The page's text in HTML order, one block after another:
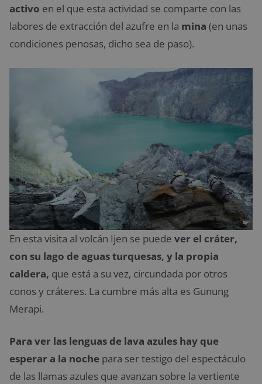
activo en el que esta actividad se comparte con las
labores de extracción del azufre en la mina (en unas
condiciones penosas, dicho sea de paso).
En esta visita al volcán Ijen se puede ver el cráter,
con su lago de aguas turquesas, y la propia
caldera, que está a su vez, circundada por otros
conos y cráteres. La cumbre más alta es Gunung
Merapi.
Para ver las lenguas de lava azules hay que
esperar a la noche para ser testigo del espectáculo
de las llamas azules que avanzan sobre la vertiente